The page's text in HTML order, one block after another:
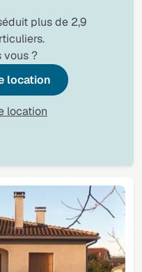
plus de 2,9
vous ?
location
location